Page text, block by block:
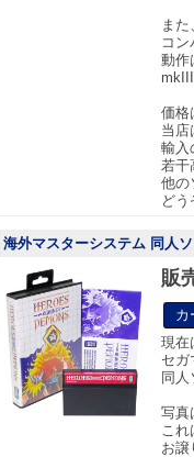
ま
コン
動作
価格
当店
輸入
若干
他の
ど
海外マスターシステム 同人
販
現在
セガ
同人
写真
これ
お譲